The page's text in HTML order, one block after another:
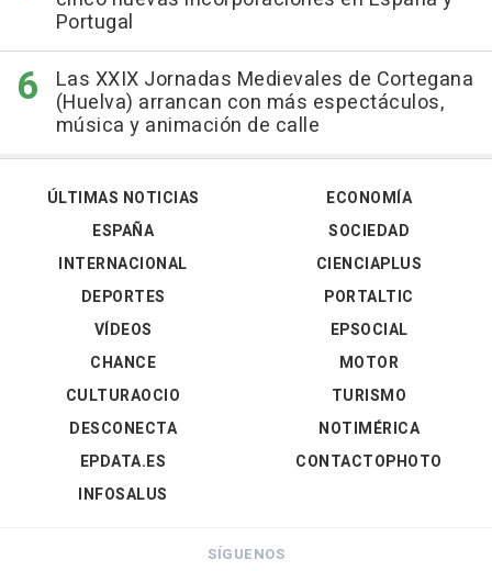
Portugal
Las XXIX Jornadas Medievales de Cortegana
(Huelva) arrancan con más espectáculos,
música y animación de calle
ÚLTIMAS NOTICIAS
ESPAÑA
INTERNACIONAL
DEPORTES
VÍDEOS
ECONOMÍA
SOCIEDAD
CIENCIAPLUS
PORTALTIC
EPSOCIAL
CHANCE
CULTURAOCIO
DESCONECTA
EPDATA.ES
INFOSALUS
MOTOR
TURISMO
NOTIMÉRICA
CONTACTOPHOTO
SÍGUENOS